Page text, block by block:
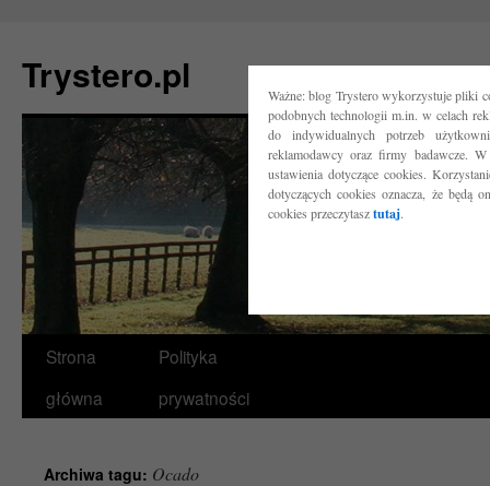
Ważne: blog Trystero wykorzystuje pliki
podobnych technologii m.in. w celach
do indywidualnych potrzeb
reklamodawcy oraz firmy badawcze.
ustawienia dotyczące cookies.
dotyczących cookies oznacza, że będą
cookies przeczytasztutaj.
Trystero.pl
Przejdź
do
Strona
główna
Polityka
prywatności
Archiwa tagu: Ocado